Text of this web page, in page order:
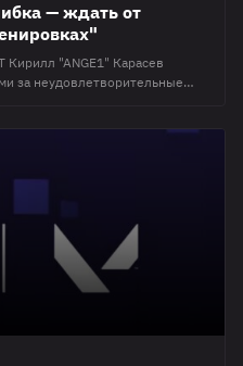
— ждать от
Кирилл "ANGE1" Карасев
за неудовлетворительные